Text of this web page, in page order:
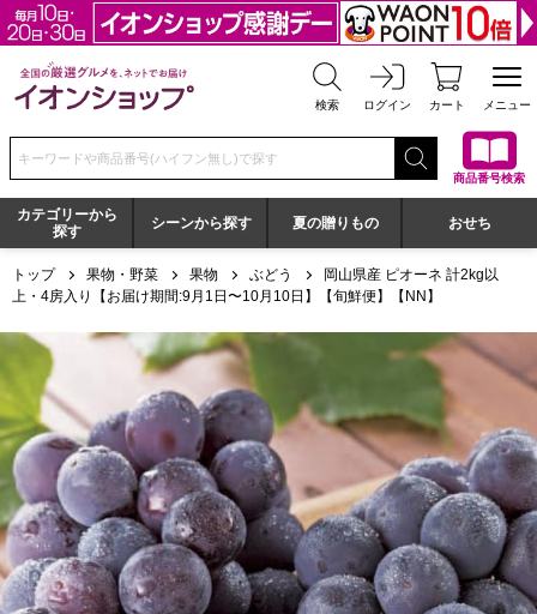
全国の厳選グルメを、ネットでお届け イオンショップ
検索 ログイン カート メニュー
検索キーワードまたは商品番号を入力してください
商品番号検索
カテゴリーから
探す
シーンから探す 夏の贈りもの おせち
トップ 果物・野菜 果物 ぶどう
岡山県産 ピオーネ 計2kg以
上・4房入り【お届け期間:9月1日〜10月10日】【旬鮮便】【NN】
岡山県産 ピオーネ 計2kg以上・4房入り【お届け期間:9月1日